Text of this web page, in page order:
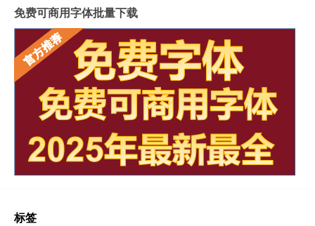
免费可商用字体批量下载
标签